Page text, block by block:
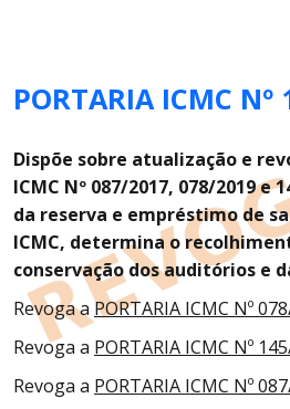
PORTARIA ICMC Nº
Dispõe sobre atualização e
ICMC Nº 087/2017, 078/2019 e
da reserva e empréstimo de
ICMC, determina o
conservação dos auditórios e
Revoga a PORTARIA ICMC Nº
Revoga a PORTARIA ICMC Nº
Revoga a PORTARIA ICMC Nº